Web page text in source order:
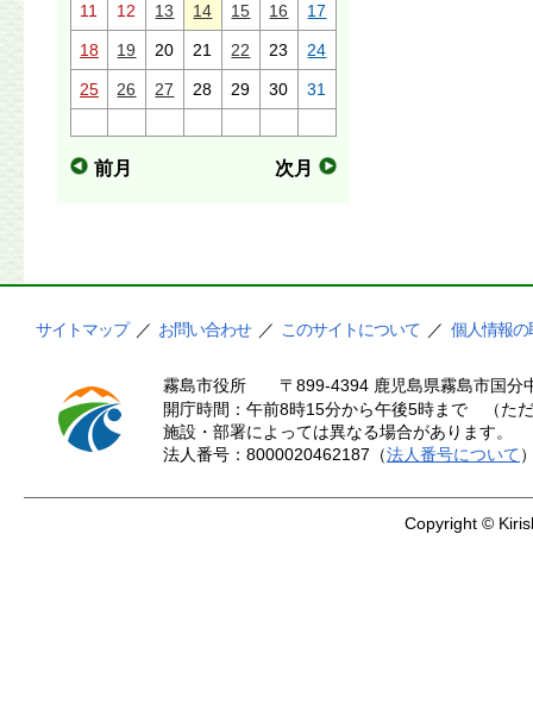
11 12 13 14 15 16 17
18 19 20 21 22 23 24
25 26 27 28 29 30 31
前月 次月
サイトマップ ／ お問い合わせ ／ このサイトについて ／ 個人情報の
霧島市役所
〒899-4394 鹿児島県霧島市国
開庁時間：午前8時15分から午後5時まで （た
施設・部署によっては異なる場合があります。
法人番号：8000020462187（法人番号について
Copyright ©